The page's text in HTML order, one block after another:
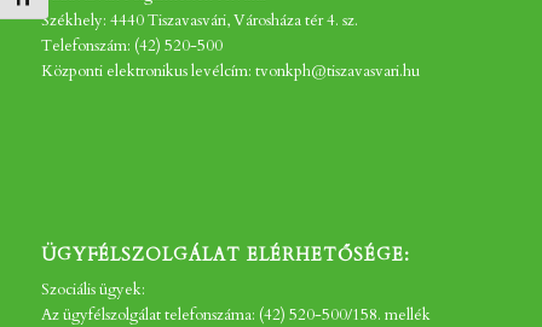
Székhely: 4440 Tiszavasvári, Városháza tér 4. sz.
Telefonszám: (42) 520-500
Központi elektronikus levélcím: tvonkph@tiszavasvari.hu
ÜGYFÉLSZOLGÁLAT ELÉRHETŐSÉGE:
Szociális ügyek:
Az ügyfélszolgálat telefonszáma: (42) 520-500/158. mellék